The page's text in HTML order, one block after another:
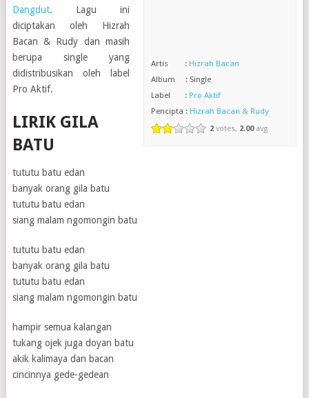
Artis :Hizrah Bacan
Album : Single
Label :Pro Aktif
Pencipta :Hizrah Bacan & Rudy
2 votes, 2.00avg
Dangdut. Lagu ini
diciptakan oleh Hizrah
Bacan & Rudy dan masih
berupa single yang
didistribusikan oleh label
Pro Aktif.
LIRIK GILA
BATU
tututu batu edan
banyak orang gila batu
tututu batu edan
siang malam ngomongin batu
tututu batu edan
banyak orang gila batu
tututu batu edan
siang malam ngomongin batu
hampir semua kalangan
tukang ojek juga doyan batu
akik kalimaya dan bacan
cincinnya gede-gedean